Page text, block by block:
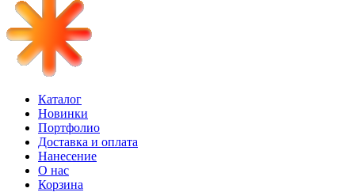
Каталог
Новинки
Портфолио
Доставка и оплата
Нанесение
О нас
Корзина